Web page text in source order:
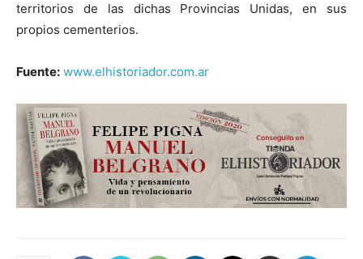
territorios de las dichas Provincias Unidas, en sus
propios cementerios.
Fuente: www.elhistoriador.com.ar